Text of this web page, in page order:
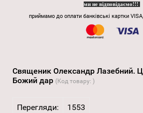
ми не відповідаємо!!!
приймамо до оплати банківські картки
Священик Олександр Лазебний.
Божий дар (Код товару: )
Перегляди: 1553